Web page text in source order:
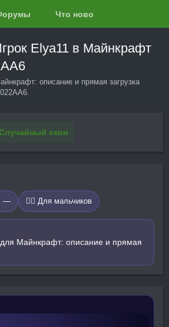
Что нового?
Elya11 в Майнкрафт
описание и прямая загрузка
скин
— 🧍‍♂️ Для мальчиков
Майнкрафт: описание и прямая